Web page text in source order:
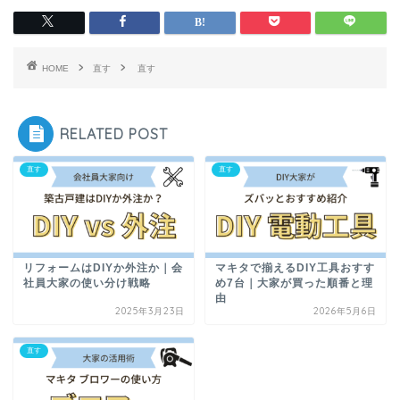
HOME 直す 直す
RELATED POST
直す
リフォームはDIYか外注か｜会
社員大家の使い分け戦略
2025年3月23日
直す
マキタで揃えるDIY工具おすす
め7台｜大家が買った順番と理
由
2026年5月6日
直す